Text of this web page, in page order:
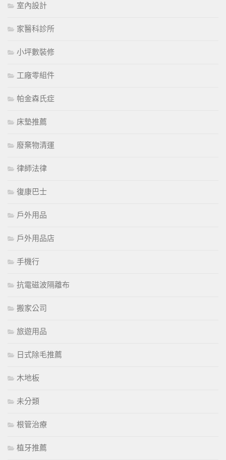
室內設計
家醫科診所
小坪數裝修
工廠零組件
帕金森氏症
床墊推薦
廢棄物清運
律師法律
復康巴士
戶外用品
戶外用品店
手機行
抗電磁波隔離布
搬家公司
旅遊用品
日式除毛推薦
木地板
未分類
根管治療
植牙推薦